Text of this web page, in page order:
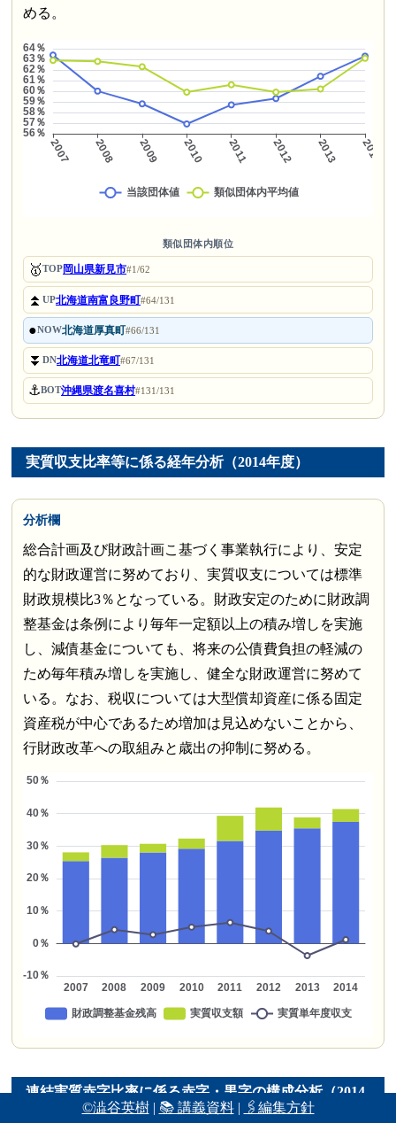
©澁谷英樹| 📚 講義資料| 🖇編集方針
める。
類似団体内順位
🥇TOP岡山県新見市#1/62
⏫UP北海道南富良野町#64/131
●NOW北海道厚真町#66/131
⏬DN北海道北竜町#67/131
⚓BOT沖縄県渡名喜村#131/131
実質収支比率等に係る経年分析（2014年度）
分析欄
総合計画及び財政計画こ基づく事業執行により、安定
的な財政運営に努めており、実質収支については標準
財政規模比3％となっている。財政安定のために財政調
整基金は条例により毎年一定額以上の積み増しを実施
し、減債基金についても、将来の公債費負担の軽減の
ため毎年積み増しを実施し、健全な財政運営に努めて
いる。なお、税収については大型償却資産に係る固定
資産税が中心であるため増加は見込めないことから、
行財政改革への取組みと歳出の抑制に努める。
連結実質赤字比率に係る赤字・黒字の構成分析（2014